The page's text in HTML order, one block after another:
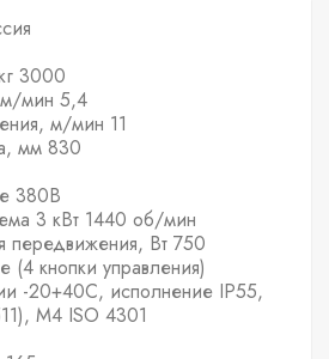
3000
м/мин 5,4
м/мин 11
мм 830
380В
3 кВт 1440 об/мин
передвижения, Вт 750
(4 кнопки управления)
-20+40С, исполнение IP55,
M4 ISO 4301